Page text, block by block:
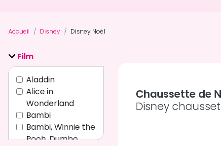
Accueil Disney Disney Noël
Film
Aladdin
Alice in
Wonderland
Bambi
Bambi, Winnie the
Pooh, Dumbo
Chaussette de
Disney